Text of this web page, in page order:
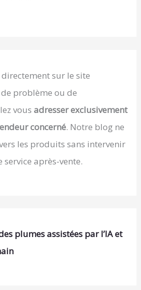
sur le site
de problème ou de
vousadresser exclusivement
concerné. Notre blog ne
les produits sans intervenir
service après-vente.
plumes assistées par l’IA et